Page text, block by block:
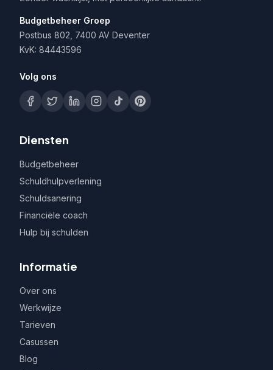
Budgetbeheer Groep
Postbus 802, 7400 AV Deventer
KvK: 84443596
Volg ons
Diensten
Budgetbeheer
Schuldhulpverlening
Schuldsanering
Financiële coach
Hulp bij schulden
Informatie
Over ons
Werkwijze
Tarieven
Casussen
Blog